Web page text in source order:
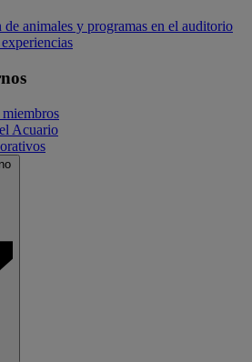
animales y programas en el auditorio
Acuario